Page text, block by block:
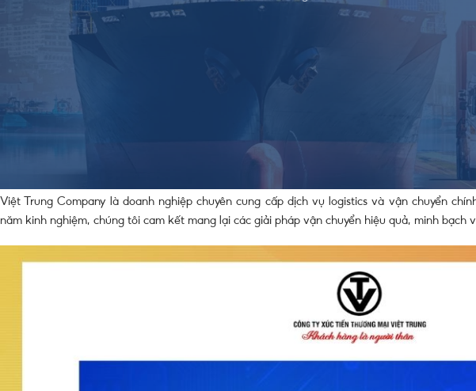
Tại Việt Trung Company, chúng tôi hiểu rằng bảo vệ thông tin cá nhân của khách hàng là ưu
dựng để đảm bảo mọi dữ liệu của bạn được quản lý an toàn và minh bạch khi truy cập
Chúng tôi cam kết cung cấp dịch vụ logistics và vận chuyển chính ngạch từ Trung Quốc về
và uy tín. Với hơn 15 năm kinh nghiệm trong ngành, Việt Trung Company luôn nỗ lực mang
VIỆT TRUNG COMPANY: Đơn vị vận chuyển Trung –
Việt Trung Company là doanh nghiệp chuyên cung cấp dịch vụ logistics và vận chuyển
năm kinh nghiệm, chúng tôi cam kết mang lại các giải pháp vận chuyển hiệu quả, minh bạch